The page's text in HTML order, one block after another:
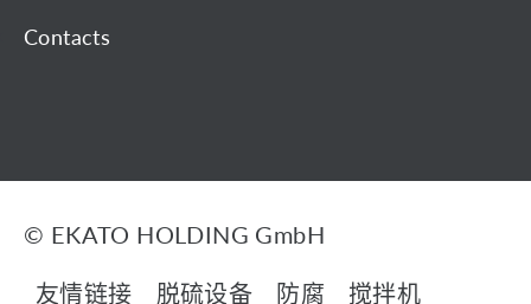
Contacts
© EKATO HOLDING GmbH
友情链接 脱硫设备 防腐 搅拌机